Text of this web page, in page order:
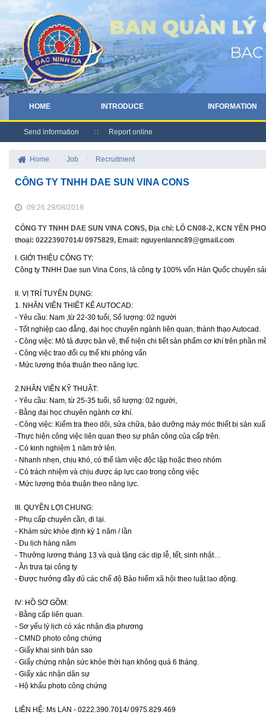
HOME INTRODUCE INFORMATION
Send information Report online
Home Job Recruitment
CÔNG TY TNHH DAE SUN VINA CONS
09:26 29/08/2019
CÔNG TY TNHH DAE SUN VINA CONS, Địa chỉ: LÔ CN08-2, KCN YÊN
thoại: 02223907014/ 0975829, Email: nguyenlannc89@gmail.com
I. GIỚI THIỆU CÔNG TY:
Công ty TNHH Dae sun Vina Cons, là công ty 100% vốn Hàn Quốc chuyên
II. VỊ TRÍ TUYỂN DỤNG:
1. NHÂN VIÊN THIẾT KẾ AUTOCAD:
- Yêu cầu: Nam ,từ 22-30 tuổi, Số lượng: 02 người
- Tốt nghiệp cao đẳng, đại học chuyên ngành liên quan, thành thạo Autocad.
- Công việc: Mô tả được bản vẽ, thể hiện chi tiết sản phẩm cơ khí trên phần
- Công việc trao đổi cụ thể khi phỏng vấn
- Mức lương thỏa thuận theo năng lực.
2.NHÂN VIÊN KỸ THUẬT:
- Yêu cầu: Nam, từ 25-35 tuổi, số lượng: 02 người,
- Bằng đại học chuyên ngành cơ khí.
- Công việc: Kiểm tra theo dõi, sửa chữa, bảo dưỡng máy móc thiết bị sản
-Thực hiện công việc liên quan theo sự phân công của cấp trên.
- Có kinh nghiệm 1 năm trở lên.
- Nhanh nhẹn, chịu khó, có thể làm việc độc lập hoặc theo nhóm
- Có trách nhiệm và chịu được áp lực cao trong công việc
- Mức lương thỏa thuận theo năng lực.
III. QUYỀN LỢI CHUNG:
- Phụ cấp chuyên cần, đi lại.
- Khám sức khỏe định kỳ 1 năm / lần
- Du lịch hàng năm
- Thưởng lương tháng 13 và quà tặng các dịp lễ, tết, sinh nhật…
- Ăn trưa tại công ty
- Được hưởng đầy đủ các chế độ Bảo hiểm xã hội theo luật lao động.
IV: HỒ SƠ GỒM:
- Bằng cấp liên quan.
- Sơ yếu lý lịch có xác nhận địa phương
- CMND photo công chứng
- Giấy khai sinh bản sao
- Giấy chứng nhận sức khỏe thời hạn không quá 6 tháng.
- Giấy xác nhận dân sự
- Hộ khẩu photo công chứng
LIÊN HỆ: Ms LAN - 0222.390.7014/ 0975.829.469